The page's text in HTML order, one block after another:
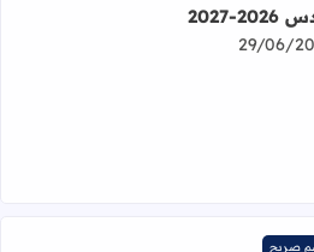
الكتب و الأدوات المدرسية للمستوى السادس
2027
29/06/
صريح